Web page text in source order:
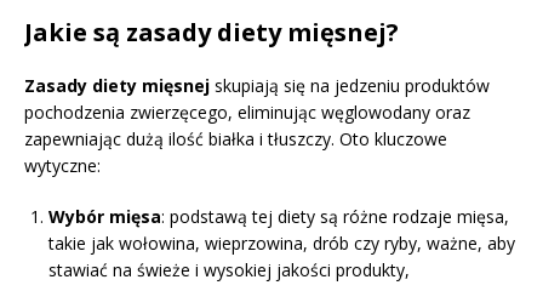
Jakie są zasady diety mięsnej?
Zasady diety mięsnej skupiają się na jedzeniu produktów
pochodzenia zwierzęcego, eliminując węglowodany oraz
zapewniając dużą ilość białka i tłuszczy. Oto kluczowe
wytyczne:
Wybór mięsa: podstawą tej diety są różne rodzaje mięsa,
takie jak wołowina, wieprzowina, drób czy ryby, ważne, aby
stawiać na świeże i wysokiej jakości produkty,